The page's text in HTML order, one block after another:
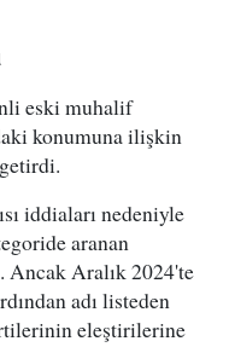
eski muhalif
konumuna ilişkin
iddiaları nedeniyle
aranan
Ancak Aralık 2024'te
adı listeden
eleştirilerine